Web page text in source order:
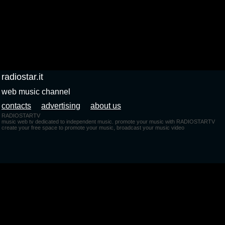
radiostar.it
web music channel
contacts
advertising about us
RADIOSTARTV
music web tv dedicated to independent music. promote your music with RADIOSTARTV
create your free space to promote your music, broadcast your music video